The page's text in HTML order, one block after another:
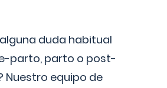
duda habitual
parto, parto o post-
Nuestro equipo de